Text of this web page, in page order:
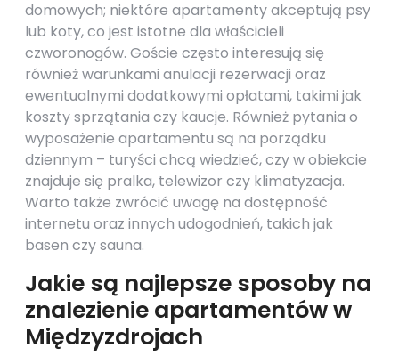
domowych; niektóre apartamenty akceptują psy
lub koty, co jest istotne dla właścicieli
czworonogów. Goście często interesują się
również warunkami anulacji rezerwacji oraz
ewentualnymi dodatkowymi opłatami, takimi jak
koszty sprzątania czy kaucje. Również pytania o
wyposażenie apartamentu są na porządku
dziennym – turyści chcą wiedzieć, czy w obiekcie
znajduje się pralka, telewizor czy klimatyzacja.
Warto także zwrócić uwagę na dostępność
internetu oraz innych udogodnień, takich jak
basen czy sauna.
Jakie są najlepsze sposoby na
znalezienie apartamentów w
Międzyzdrojach